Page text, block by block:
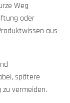
Weg
oder
aus
spätere
vermeiden.